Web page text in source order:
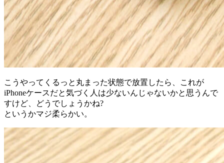
こうやってくるっと丸まった状態で放置したら、これが
iPhoneケースだと気づく人は少ないんじゃないかと思うんで
すけど、どうでしょうかね?
というかマジ柔らかい。